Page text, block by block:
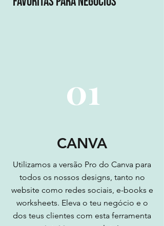
as nossas Ferramentas
01
CANVA
Utilizamos a versão Pro do Canva para
todos os nossos designs, tanto no
website como redes sociais, e-books e
worksheets. Eleva o teu negócio e o